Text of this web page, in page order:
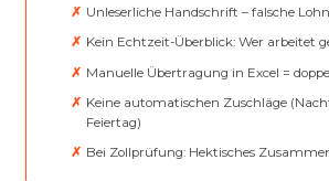
Unleserliche Handschrift – falsche
Kein Echtzeit-Überblick: Wer arbeitet
Manuelle Übertragung in Excel =
Keine automatischen Zuschläge
Feiertag)
Bei Zollprüfung: Hektisches